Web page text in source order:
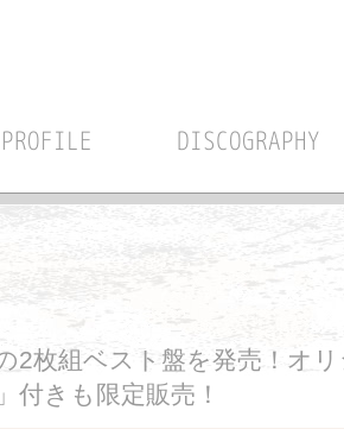
PROFILE DISCOGRAPHY
2枚組ベスト盤を発売！オ
付きも限定販売！